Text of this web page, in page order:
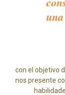
con el objetivo
nos presente